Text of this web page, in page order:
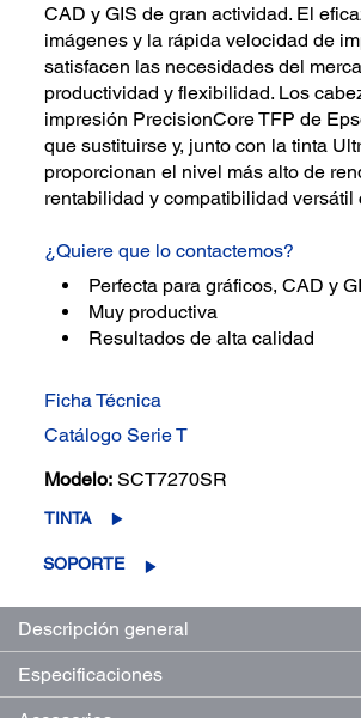
CAD y GIS de gran actividad. El
imágenes y la rápida velocidad de
satisfacen las necesidades del
productividad y flexibilidad. Los
impresión PrecisionCore TFP de
que sustituirse y, junto con la tinta
proporcionan el nivel más alto de
rentabilidad y compatibilidad versátil
¿Quiere que lo contactemos?
Perfecta para gráficos, CAD y
Muy productiva
Resultados de alta calidad
Ficha Técnica
Catálogo Serie T
Modelo: SCT7270SR
TINTA
SOPORTE
Descripción general
Especificaciones